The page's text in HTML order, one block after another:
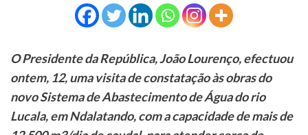
O Presidente da República, João Lourenço, efectuou
ontem, 12, uma visita de constatação às obras do
novo Sistema de Abastecimento de Água do rio
Lucala, em Ndalatando, com a capacidade de mais de